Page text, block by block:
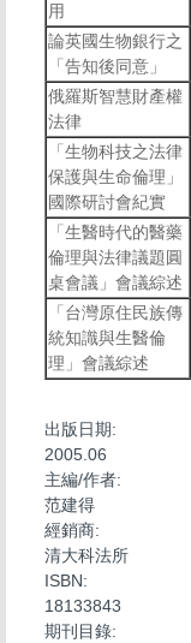
用
論英國生物銀行之
「告知後同意」
俄羅斯智慧財產權
法律
「生物科技之法律
保護與生命倫理」
國際研討會紀實
「生醫時代的醫藥
倫理與法律議題圓
桌會議」會議綜述
「台灣原住民族傳
統知識與生醫倫
理」會議綜述
出版日期:
2005.06
主編/作者:
范建得
經銷商:
清大科法所
ISBN:
18133843
期刊目錄: